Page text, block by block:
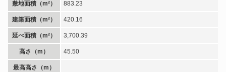
敷地面積（m²） 883.23
建築面積（m²） 420.16
延べ面積（m²） 3,700.39
高さ（m） 45.50
最高高さ（m）